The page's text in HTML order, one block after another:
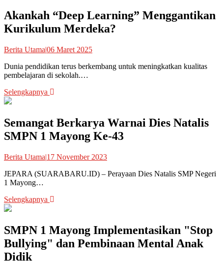
Akankah “Deep Learning” Menggantikan
Kurikulum Merdeka?
Berita Utama|06 Maret 2025
Dunia pendidikan terus berkembang untuk meningkatkan kualitas
pembelajaran di sekolah.…
Selengkapnya
Semangat Berkarya Warnai Dies Natalis
SMPN 1 Mayong Ke-43
Berita Utama|17 November 2023
JEPARA (SUARABARU.ID) – Perayaan Dies Natalis SMP Negeri
1 Mayong…
Selengkapnya
SMPN 1 Mayong Implementasikan "Stop
Bullying" dan Pembinaan Mental Anak
Didik